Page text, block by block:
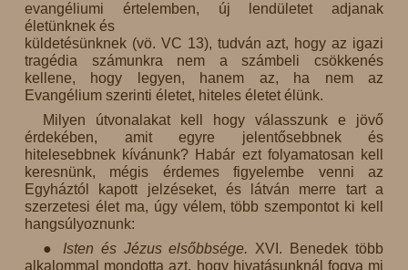
evangéliumi értelemben, új lendületet adjanak
életünknek és
küldetésünknek (vö. VC 13), tudván azt, hogy az igazi
tragédia számunkra nem a számbeli csökkenés
kellene, hogy legyen, hanem az, ha nem az
Evangélium szerinti életet, hiteles életet élünk.
Milyen útvonalakat kell hogy válasszunk e jövő
érdekében, amit egyre jelentősebbnek és
hitelesebbnek kívánunk? Habár ezt folyamatosan kell
keresnünk, mégis érdemes figyelembe venni az
Egyháztól kapott jelzéseket, és látván merre tart a
szerzetesi élet ma, úgy vélem, több szempontot ki kell
hangsúlyoznunk:
● Isten és Jézus elsőbbsége. XVI. Benedek több
alkalommal mondotta azt, hogy hivatásunknál fogva mi